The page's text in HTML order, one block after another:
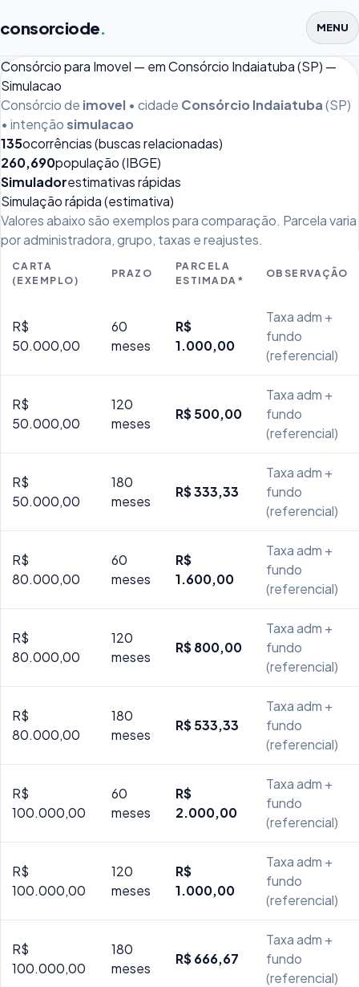
consorciode. MENU
Consórcio para Imovel — em Consórcio Indaiatuba (SP) —
Simulacao
Consórcio de imovel • cidade Consórcio Indaiatuba(SP)
• intençãosimulacao
135ocorrências (buscas relacionadas)
260,690população (IBGE)
Simuladorestimativas rápidas
Simulação rápida (estimativa)
Valores abaixo são exemplos para comparação. Parcela varia
por administradora, grupo, taxas e reajustes.
CARTA
(EXEMPLO)
PRAZO
PARCELA
ESTIMADA*
OBSERVAÇÃO
R$
50.000,00
60
meses
R$
1.000,00
Taxa adm +
fundo
(referencial)
R$
50.000,00
120
meses
R$ 500,00
Taxa adm +
fundo
(referencial)
R$
50.000,00
180
meses
R$ 333,33
Taxa adm +
fundo
(referencial)
R$
80.000,00
60
meses
R$
1.600,00
Taxa adm +
fundo
(referencial)
R$
80.000,00
120
meses
R$ 800,00
Taxa adm +
fundo
(referencial)
R$
80.000,00
180
meses
R$ 533,33
Taxa adm +
fundo
(referencial)
R$
100.000,00
60
meses
R$
2.000,00
Taxa adm +
fundo
(referencial)
R$
100.000,00
120
meses
R$
1.000,00
Taxa adm +
fundo
(referencial)
R$
100.000,00
180
meses
R$ 666,67
Taxa adm +
fundo
(referencial)